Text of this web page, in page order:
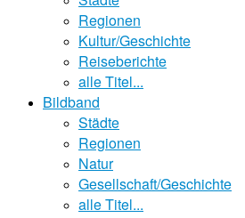
Regionen
Kultur/Geschichte
Reiseberichte
alle Titel...
Bildband
Städte
Regionen
Natur
Gesellschaft/Geschichte
alle Titel...